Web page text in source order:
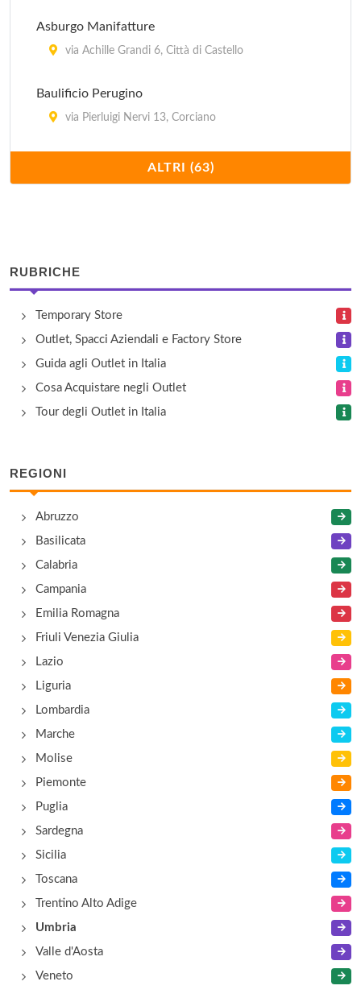
Asburgo Manifatture
via Achille Grandi 6, Città di Castello
Baulificio Perugino
via Pierluigi Nervi 13, Corciano
via Tiberina Sud 320, Deruta
Brunello Cucinelli
piazza Alberto Dalla Chiesa 6, Solomeo
Calzaturificio Soldini
via Molise 5/7, Città della Pieve
Camiceria Nino Castello
via Antonio Gramsci 140, Corciano
ALTRI (63)
RUBRICHE
Temporary Store
Outlet, Spacci Aziendali e Factory Store
Guida agli Outlet in Italia
Cosa Acquistare negli Outlet
Tour degli Outlet in Italia
REGIONI
Abruzzo
Basilicata
Calabria
Campania
Emilia Romagna
Friuli Venezia Giulia
Lazio
Liguria
Lombardia
Marche
Molise
Piemonte
Puglia
Sardegna
Sicilia
Toscana
Trentino Alto Adige
Umbria
Valle d'Aosta
Veneto